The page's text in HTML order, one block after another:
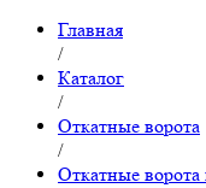
Главная
/
Каталог
/
Откатные ворота
/
Откатные ворота